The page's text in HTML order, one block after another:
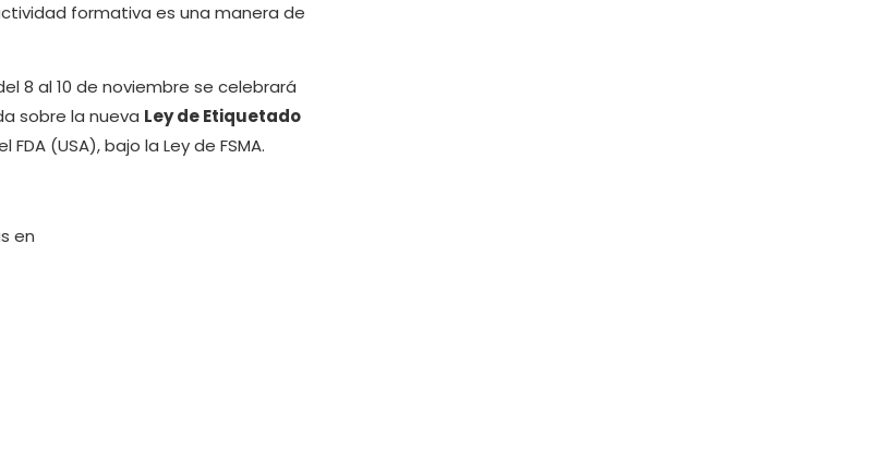
formativa es una manera de
8 al 10 de noviembre se celebrará
sobre la nueva Ley de Etiquetado
(USA), bajo la Ley de FSMA.
en